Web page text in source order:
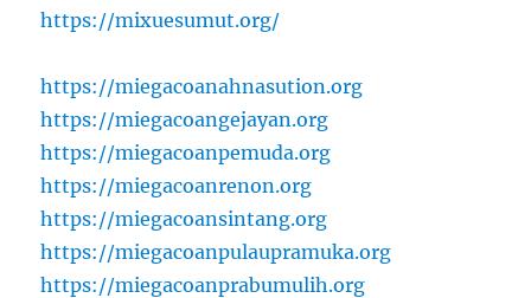
https://mixuesumut.org/
https://miegacoanahnasution.org
https://miegacoangejayan.org
https://miegacoanpemuda.org
https://miegacoanrenon.org
https://miegacoansintang.org
https://miegacoanpulaupramuka.org
https://miegacoanprabumulih.org